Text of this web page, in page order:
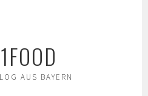
AUS BAYERN